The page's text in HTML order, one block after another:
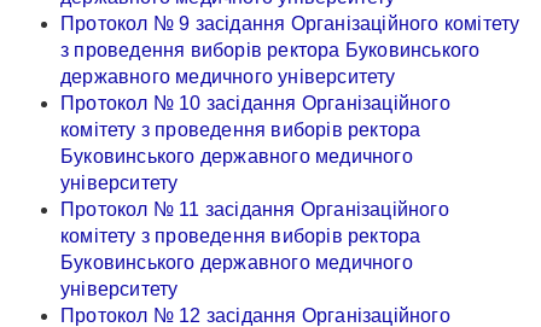
Протокол № 9 засідання Організаційного комітету
з проведення виборів ректора Буковинського
державного медичного університету
Протокол № 10 засідання Організаційного
комітету з проведення виборів ректора
Буковинського державного медичного
університету
Протокол № 11 засідання Організаційного
комітету з проведення виборів ректора
Буковинського державного медичного
університету
Протокол № 12 засідання Організаційного